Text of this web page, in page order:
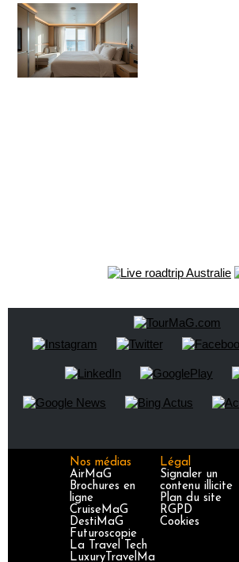
Nos médias
AirMaG
Brochures en
ligne
CruiseMaG
DestiMaG
Futuroscopie
La Travel Tech
LuxuryTravelMa
Légal
Signaler un
contenu illicite
Plan du site
RGPD
Cookies